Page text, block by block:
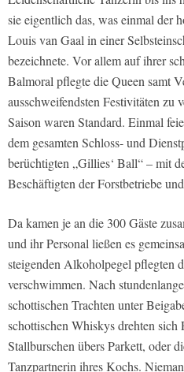
sie eigentlich das, was einmal der
Louis van Gaal in einer
bezeichnete. Vor allem auf ihrer
Balmoral pflegte die Queen samt
ausschweifendsten Festivitäten zu
Saison waren Standard. Einmal
dem gesamten Schloss- und
berüchtigten „Gillies‘ Ball“ – mit
Beschäftigten der Forstbetriebe
Da kamen je an die 300 Gäste
und ihr Personal ließen es
steigenden Alkoholpegel pflegten
verschwimmen. Nach
schottischen Trachten unter
schottischen Whiskys drehten
Stallburschen übers Parkett, oder
Tanzpartnerin ihres Kochs.